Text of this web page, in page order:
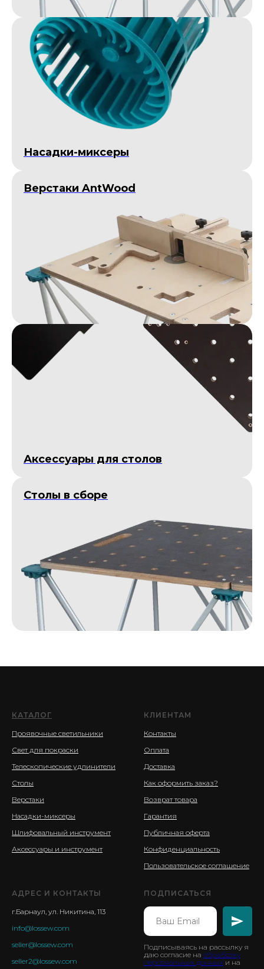
Насадки-миксеры
Верстаки AntWood
Аксессуары для столов
Столы в сборе
КАТАЛОГ
Проявочные светильники
Свет для покраски
Телескопические удлинители
Столы
Верстаки
Насадки-миксеры
Шлифовальный инструмент
Аксессуары и инструмент
КЛИЕНТАМ
Контакты
Оплата
Доставка
Как оформить заказ?
Возврат товара
Гарантия
Публичная оферта
Конфиденциальность
Пользовательское соглашение
АДРЕС И КОНТАКТЫ
г.Барнаул, ул. Никитина, 113
info@lossew.com
seller@lossew.com
seller2@lossew.com
ПОДПИСАТЬСЯ
Подписываясь на рассылку я
даю согласие на обработку
персональных данных и на